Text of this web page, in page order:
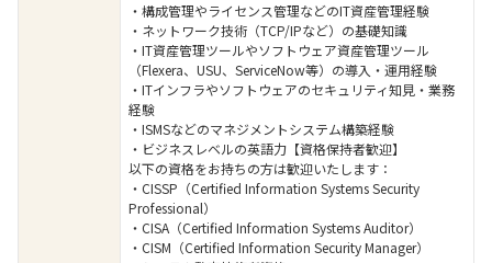
・構成管理やライセンス管理などのIT資産管理経験
・ネットワーク技術（TCP/IPなど）の基礎知識
・IT資産管理ツールやソフトウェア資産管理ツール
（Flexera、USU、ServiceNow等）の導入・運用経験
・ITインフラやソフトウェアのセキュリティ知見・業務
経験
・ISMSなどのマネジメントシステム構築経験
・ビジネスレベルの英語力【資格保持者歓迎】
以下の資格をお持ちの方は歓迎いたします：
・CISSP（Certified Information Systems Security
Professional）
・CISA（Certified Information Systems Auditor）
・CISM（Certified Information Security Manager）